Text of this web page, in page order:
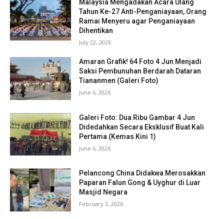
Malaysia Mengadakan Acara Ulang
Tahun Ke-27 Anti-Penganiayaan, Orang
Ramai Menyeru agar Penganiayaan
Dihentikan
July 22, 2026
Amaran Grafik! 64 Foto 4 Jun Menjadi
Saksi Pembunuhan Berdarah Dataran
Tiananmen (Galeri Foto)
June 6, 2026
Galeri Foto: Dua Ribu Gambar 4 Jun
Didedahkan Secara Eksklusif Buat Kali
Pertama (Kemas Kini 1)
June 6, 2026
Pelancong China Didakwa Merosakkan
Paparan Falun Gong & Uyghur di Luar
Masjid Negara
February 3, 2026